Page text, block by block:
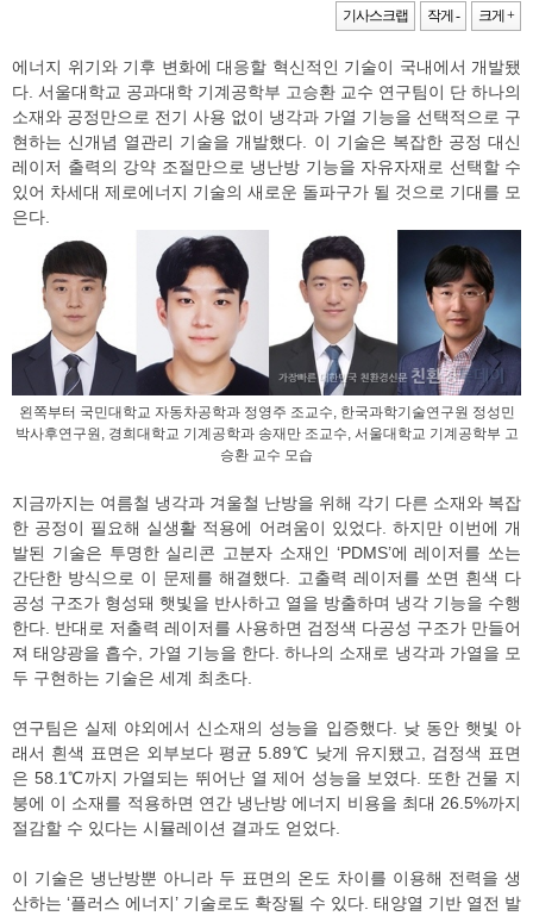
기사스크랩 작게 - 크게 +
에너지 위기와 기후 변화에 대응할 혁신적인 기술이 국내에서 개발됐
다. 서울대학교 공과대학 기계공학부 고승환 교수 연구팀이 단 하나의
소재와 공정만으로 전기 사용 없이 냉각과 가열 기능을 선택적으로 구
현하는 신개념 열관리 기술을 개발했다. 이 기술은 복잡한 공정 대신
레이저 출력의 강약 조절만으로 냉난방 기능을 자유자재로 선택할 수
있어 차세대 제로에너지 기술의 새로운 돌파구가 될 것으로 기대를 모
은다.
왼쪽부터 국민대학교 자동차공학과 정영주 조교수, 한국과학기술연구원 정성민
박사후연구원, 경희대학교 기계공학과 송재만 조교수, 서울대학교 기계공학부 고
승환 교수 모습
지금까지는 여름철 냉각과 겨울철 난방을 위해 각기 다른 소재와 복잡
한 공정이 필요해 실생활 적용에 어려움이 있었다. 하지만 이번에 개
발된 기술은 투명한 실리콘 고분자 소재인 ‘PDMS’에 레이저를 쏘는
간단한 방식으로 이 문제를 해결했다. 고출력 레이저를 쏘면 흰색 다
공성 구조가 형성돼 햇빛을 반사하고 열을 방출하며 냉각 기능을 수행
한다. 반대로 저출력 레이저를 사용하면 검정색 다공성 구조가 만들어
져 태양광을 흡수, 가열 기능을 한다. 하나의 소재로 냉각과 가열을 모
두 구현하는 기술은 세계 최초다.
연구팀은 실제 야외에서 신소재의 성능을 입증했다. 낮 동안 햇빛 아
래서 흰색 표면은 외부보다 평균 5.89℃ 낮게 유지됐고, 검정색 표면
은 58.1℃까지 가열되는 뛰어난 열 제어 성능을 보였다. 또한 건물 지
붕에 이 소재를 적용하면 연간 냉난방 에너지 비용을 최대 26.5%까지
절감할 수 있다는 시뮬레이션 결과도 얻었다.
이 기술은 냉난방뿐 아니라 두 표면의 온도 차이를 이용해 전력을 생
산하는 ‘플러스 에너지’ 기술로도 확장될 수 있다. 태양열 기반 열전 발